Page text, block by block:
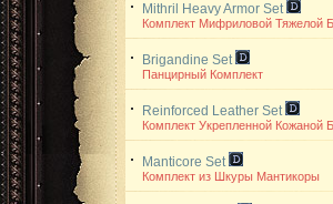
Mithril Heavy Armor Set
Комплект Мифриловой Тяжелой
Brigandine Set
Панцирный Комплект
Reinforced Leather Set
Комплект Укрепленной Кожаной
Manticore Set
Комплект из Шкуры Мантикоры